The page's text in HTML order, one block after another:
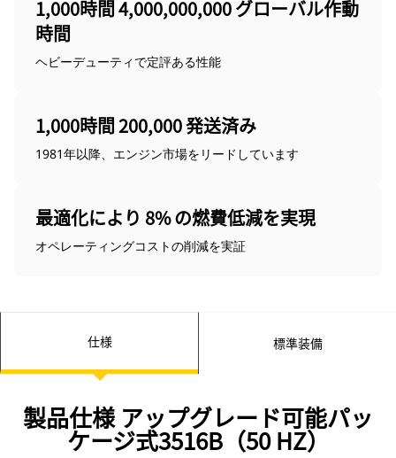
1,000時間 4,000,000,000 グローバル作動
時間
ヘビーデューティで定評ある性能
1,000時間 200,000 発送済み
1981年以降、エンジン市場をリードしています
最適化により 8% の燃費低減を実現
オペレーティングコストの削減を実証
仕様 標準装備
製品仕様 アップグレード可能パッ
ケージ式3516B（50 HZ）